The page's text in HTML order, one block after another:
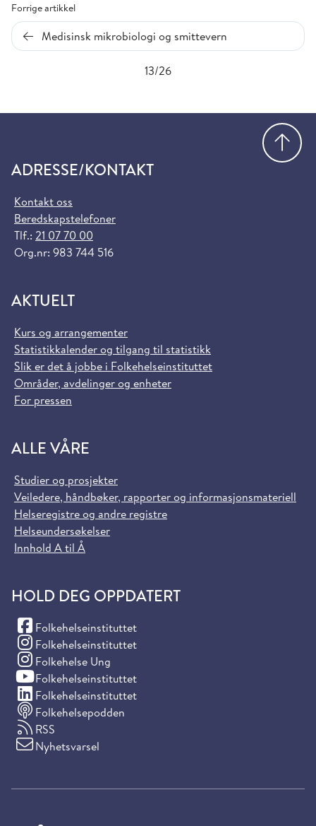
Forrige artikkel
Medisinsk mikrobiologi og smittevern
13/26
ADRESSE/KONTAKT
Kontakt oss
Beredskapstelefoner
Tlf.: 21 07 70 00
Org.nr: 983 744 516
AKTUELT
Kurs og arrangementer
Statistikkalender og tilgang til statistikk
Slik er det å jobbe i Folkehelseinstituttet
Områder, avdelinger og enheter
For pressen
ALLE VÅRE
Studier og prosjekter
Veiledere, håndbøker, rapporter og informasjonsmateriell
Helseregistre og andre registre
Helseundersøkelser
Innhold A til Å
HOLD DEG OPPDATERT
Folkehelseinstituttet
(Facebook)
Folkehelseinstituttet
(Instagram)
Folkehelse Ung
(Instagram)
Folkehelseinstituttet
(YouTube)
Folkehelseinstituttet
(LinkedIn)
Folkehelsepodden
RSS
Nyhetsvarsel